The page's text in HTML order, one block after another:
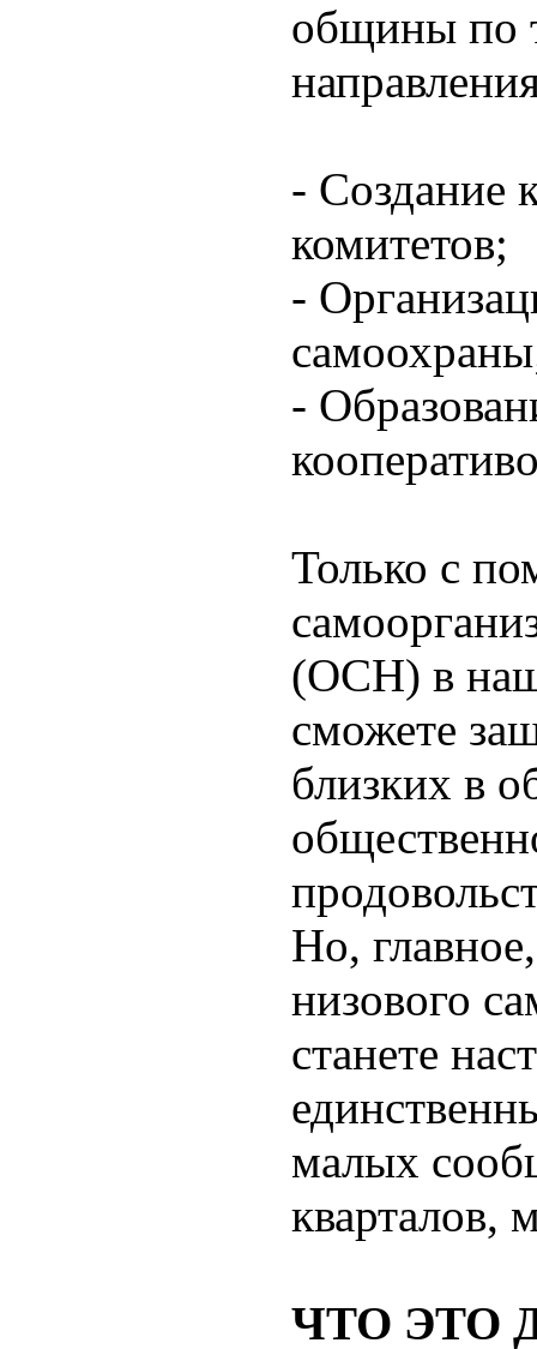
общины по
- Создание
комитетов;
-
-
Только с
(ОСН) в
сможете
близких в
Но,
низового
станете
малых
кварталов,
ЧТО ЭТО